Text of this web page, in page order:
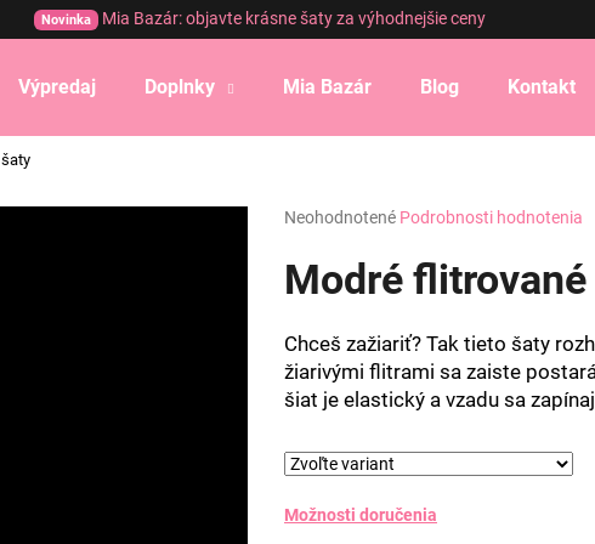
Novinka Mia Bazár: objavte krásne šaty za výhodnejšie ceny
Výpredaj Doplnky Mia Bazár Blog Kontakt
Priemerné
produktu
je
5
hviezdičiek.
Neohodnotené Podrobnosti hodnotenia
Modré
Chceš zažiariť? Tak tieto šaty
žiarivými flitrami sa zaiste
šiat je elastický a vzadu sa
Možnosti doručenia
Čo potrebujete nájsť?
HĽADAŤ